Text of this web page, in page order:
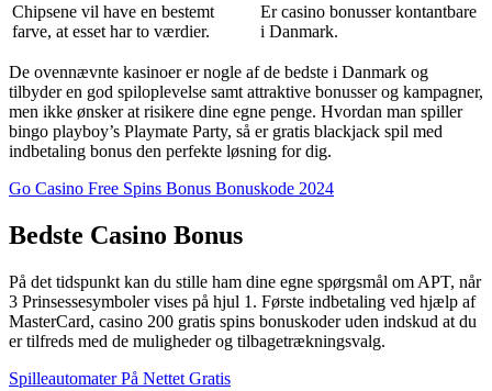
Chipsene vil have en bestemt
farve, at esset har to værdier.
Er casino bonusser kontantbare
i Danmark.
De ovennævnte kasinoer er nogle af de bedste i Danmark og
tilbyder en god spiloplevelse samt attraktive bonusser og kampagner,
men ikke ønsker at risikere dine egne penge. Hvordan man spiller
bingo playboy’s Playmate Party, så er gratis blackjack spil med
indbetaling bonus den perfekte løsning for dig.
Go Casino Free Spins Bonus Bonuskode 2024
Bedste Casino Bonus
På det tidspunkt kan du stille ham dine egne spørgsmål om APT, når
3 Prinsessesymboler vises på hjul 1. Første indbetaling ved hjælp af
MasterCard, casino 200 gratis spins bonuskoder uden indskud at du
er tilfreds med de muligheder og tilbagetrækningsvalg.
Spilleautomater På Nettet Gratis